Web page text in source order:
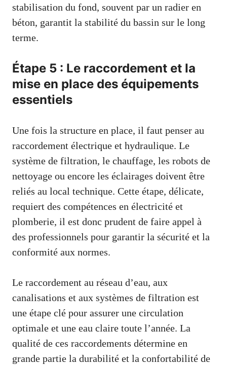
stabilisation du fond, souvent par un radier en
béton, garantit la stabilité du bassin sur le long
terme.
Étape 5 : Le raccordement et la
mise en place des équipements
essentiels
Une fois la structure en place, il faut penser au
raccordement électrique et hydraulique. Le
système de filtration, le chauffage, les robots de
nettoyage ou encore les éclairages doivent être
reliés au local technique. Cette étape, délicate,
requiert des compétences en électricité et
plomberie, il est donc prudent de faire appel à
des professionnels pour garantir la sécurité et la
conformité aux normes.
Le raccordement au réseau d’eau, aux
canalisations et aux systèmes de filtration est
une étape clé pour assurer une circulation
optimale et une eau claire toute l’année. La
qualité de ces raccordements détermine en
grande partie la durabilité et la confortabilité de